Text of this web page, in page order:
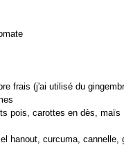
frais (j'ai utilisé du
pois, carottes en dès, maïs
hanout, curcuma, cannelle,